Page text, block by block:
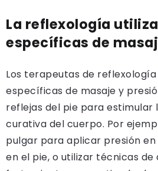
La reflexología
específicas de
Los terapeutas de
específicas de masaje y
reflejas del pie para estimular
curativa del cuerpo. Por
pulgar para aplicar presión
en el pie, o utilizar técnicas